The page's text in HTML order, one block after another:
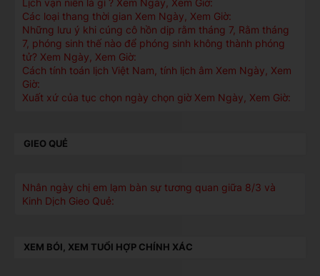
Lịch vạn niên là gì ? Xem Ngày, Xem Giờ:
Các loại thang thời gian Xem Ngày, Xem Giờ:
Những lưu ý khi cúng cô hồn dịp rằm tháng 7, Rằm tháng
7, phóng sinh thế nào để phóng sinh không thành phóng
tử? Xem Ngày, Xem Giờ:
Cách tính toán lịch Việt Nam, tính lịch âm Xem Ngày, Xem
Giờ:
Xuất xứ của tục chọn ngày chọn giờ Xem Ngày, Xem Giờ:
GIEO QUẺ
Nhân ngày chị em lạm bàn sự tương quan giữa 8/3 và
Kinh Dịch Gieo Quẻ:
XEM BÓI, XEM TUỔI HỢP CHÍNH XÁC